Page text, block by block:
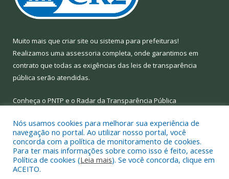
Muito mais que criar site ou sistema para prefeituras!
Realizamos uma assessoria completa, onde garantimos em
contrato que todas as exigências das leis de transparência
pública serão atendidas.
Conheça o PNTP e o Radar da Transparência Pública
Todos os direitos reservados a Prefeitura Municipal de Limoeiro
do Ajuru.
Nós usamos cookies para melhorar sua experiência de
navegação no portal. Ao utilizar nosso portal, você
concorda com a política de monitoramento de cookies.
Para ter mais informações sobre como isso é feito, acesse
Política de cookies (Leia mais). Se você concorda, clique em
ACEITO.